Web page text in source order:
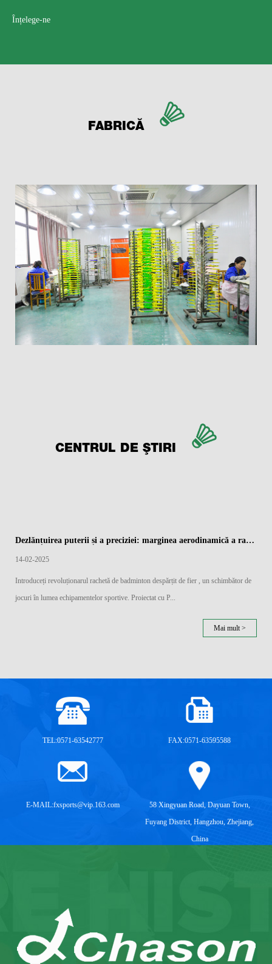
Înțelege-ne
FABRICĂ
CENTRUL DE ȘTIRI
Dezlănțuirea puterii și a preciziei: marginea aerodinamică a rachetelor de badminton împărțite de fier
14-02-2025
Introduceți revoluționarul rachetă de badminton despărțit de fier , un schimbător de
jocuri în lumea echipamentelor sportive. Proiectat cu P...
Mai mult >
TEL:0571-63542777 FAX:0571-63595588
E-MAIL:fxsports@vip.163.com
58 Xingyuan Road, Dayuan Town,
Fuyang District, Hangzhou, Zhejiang,
China